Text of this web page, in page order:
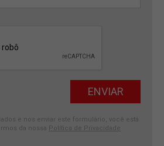
e nos enviar este formulário, você está
da nossa Política de Privacidade